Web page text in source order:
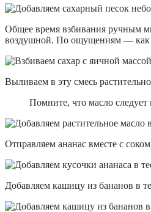
Общее время взбивания ручным
воздушной. По ощущениям — как
Выливаем в эту смесь
Помните, что масло следует
Отправляем ананас вместе с
Добавляем кашицу из бананов в